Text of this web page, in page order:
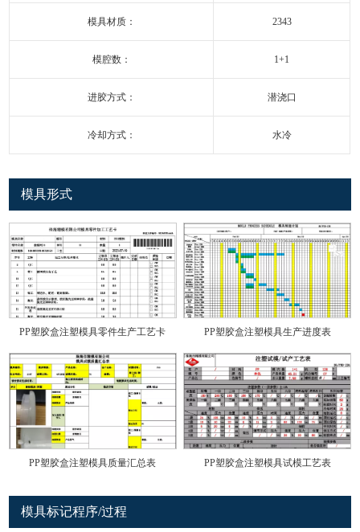
模具材质： 2343
模腔数： 1+1
进胶方式： 潜浇口
冷却方式： 水冷
模具形式
PP塑胶盒注塑模具零件生产工艺卡 PP塑胶盒注塑模具生产进度表
PP塑胶盒注塑模具质量汇总表 PP塑胶盒注塑模具试模工艺表
模具标记程序/过程